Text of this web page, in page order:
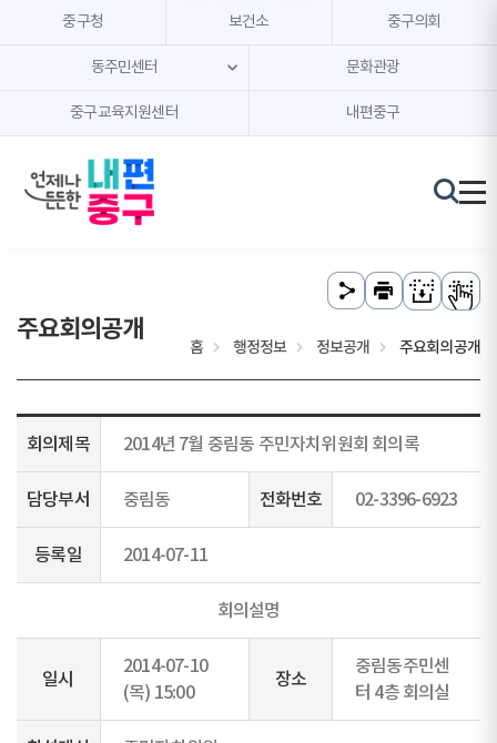
본문 내용 바로가기
주메뉴 바로가기
중구청 보건소 중구의회
동주민센터 문화관광
중구교육지원센터 내편중구
주요회의공개
홈 행정정보 정보공개 주요회의공개
회의제목 2014년 7월 중림동 주민자치위원회 회의록
담당부서 중림동 전화번호 02-3396-6923
등록일 2014-07-11
회의설명
일시
2014-07-10
(목) 15:00
장소
중림동주민센
터 4층 회의실